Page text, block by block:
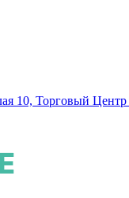
10, Торговый